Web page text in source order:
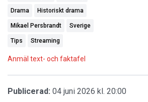
Drama Historiskt drama
Mikael Persbrandt Sverige
Tips Streaming
Anmäl text- och faktafel
Publicerad: 04 juni 2026 kl. 20:00